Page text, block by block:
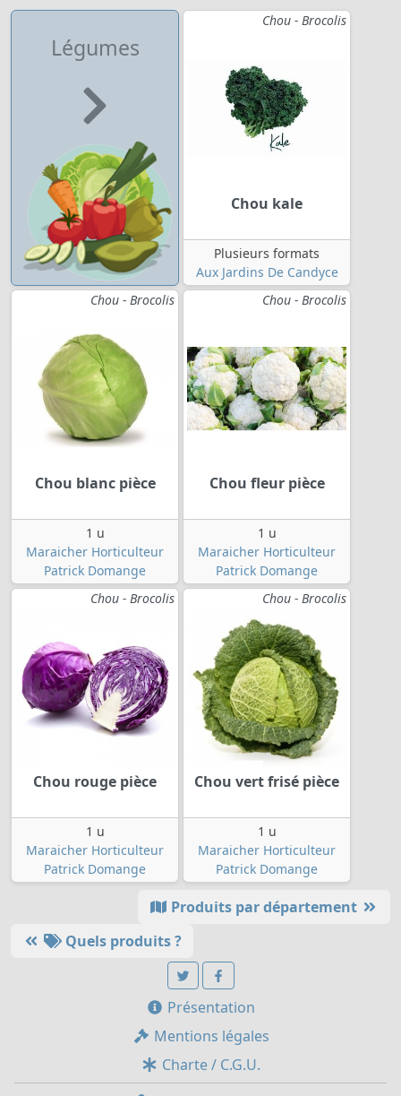
Légumes
Chou - Brocolis
Chou kale
Plusieurs formats
Aux Jardins De Candyce
Chou - Brocolis
Chou blanc pièce
1 u
Maraicher Horticulteur
Patrick Domange
Chou - Brocolis
Chou fleur pièce
1 u
Maraicher Horticulteur
Patrick Domange
Chou - Brocolis
Chou rouge pièce
1 u
Maraicher Horticulteur
Patrick Domange
Chou - Brocolis
Chou vert frisé pièce
1 u
Maraicher Horticulteur
Patrick Domange
Produits par département
Quels produits ?
Présentation
Mentions légales
Charte / C.G.U.